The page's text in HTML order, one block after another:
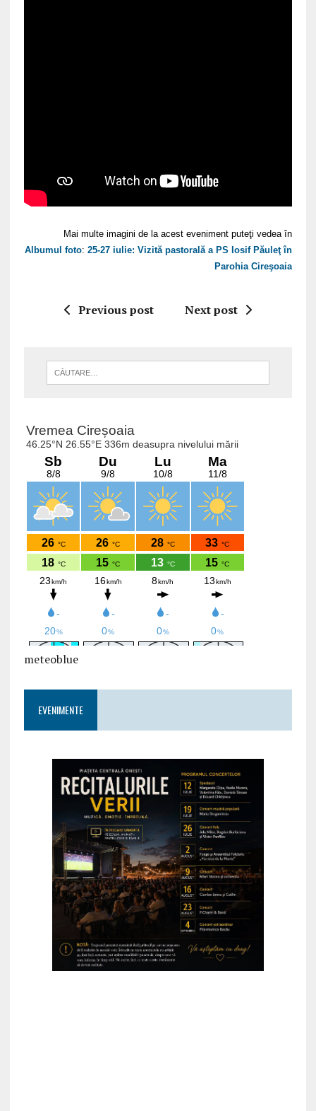
Mai multe imagini de la acest eveniment puteţi vedea în
Albumul foto:25-27 iulie: Vizită pastorală a PS Iosif Păuleţ în
Parohia Cireşoaia
Previous post Next post
meteoblue
EVENIMENTE